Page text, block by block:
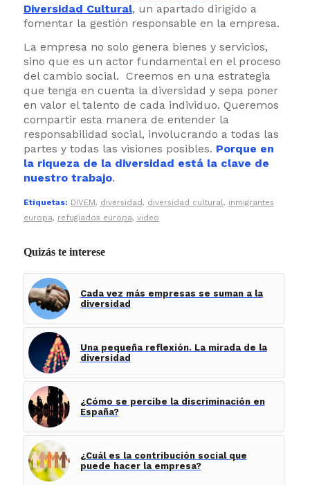
Diversidad Cultural, un apartado dirigido a
fomentar la gestión responsable en la empresa.
La empresa no solo genera bienes y servicios,
sino que es un actor fundamental en el proceso
del cambio social. Creemos en una estrategia
que tenga en cuenta la diversidad y sepa poner
en valor el talento de cada individuo. Queremos
compartir esta manera de entender la
responsabilidad social, involucrando a todas las
partes y todas las visiones posibles. Porque en
la riqueza de la diversidad está la clave de
nuestro trabajo.
Etiquetas: DIVEM, diversidad, diversidad cultural, inmigrantes
europa, refugiados europa, video
Quizás te interese
Cada vez más empresas se suman a la
diversidad
Una pequeña reflexión. La mirada de la
diversidad
¿Cómo se percibe la discriminación en
España?
¿Cuál es la contribución social que
puede hacer la empresa?